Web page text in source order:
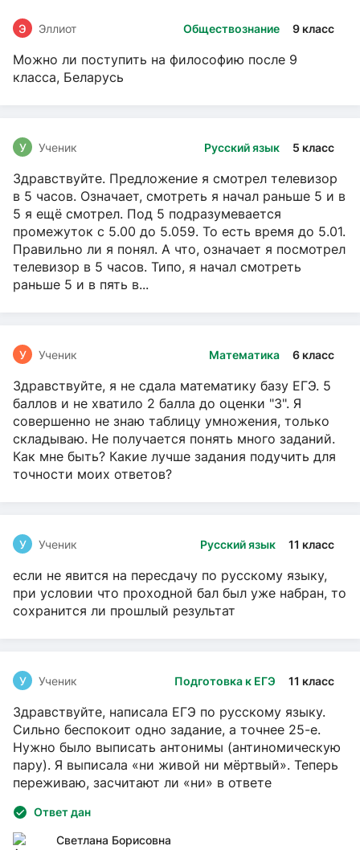
Обществознание 9 класс
Э Эллиот
Можно ли поступить на философию после 9
класса, Беларусь
Русский язык 5 класс
У Ученик
Здравствуйте. Предложение я смотрел телевизор
в 5 часов. Означает, смотреть я начал раньше 5 и в
5 я ещё смотрел. Под 5 подразумевается
промежуток с 5.00 до 5.059. То есть время до 5.01.
Правильно ли я понял. А что, означает я посмотрел
телевизор в 5 часов. Типо, я начал смотреть
раньше 5 и в пять в...
Математика 6 класс
У Ученик
Здравствуйте, я не сдала математику базу ЕГЭ. 5
баллов и не хватило 2 балла до оценки "3". Я
совершенно не знаю таблицу умножения, только
складываю. Не получается понять много заданий.
Как мне быть? Какие лучше задания подучить для
точности моих ответов?
Русский язык 11 класс
У Ученик
если не явится на пересдачу по русскому языку,
при условии что проходной бал был уже набран, то
сохранится ли прошлый результат
Подготовка к ЕГЭ 11 класс
У Ученик
Здравствуйте, написала ЕГЭ по русскому языку.
Сильно беспокоит одно задание, а точнее 25-е.
Нужно было выписать антонимы (антиномическую
пару). Я выписала «ни живой ни мёртвый». Теперь
переживаю, засчитают ли «ни» в ответе
Ответ дан
Светлана Борисовна